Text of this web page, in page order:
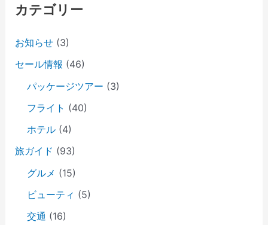
カテゴリー
お知らせ(3)
セール情報 (46)
パッケージツアー (3)
フライト (40)
ホテル(4)
旅ガイド (93)
グルメ (15)
ビューティ (5)
交通 (16)